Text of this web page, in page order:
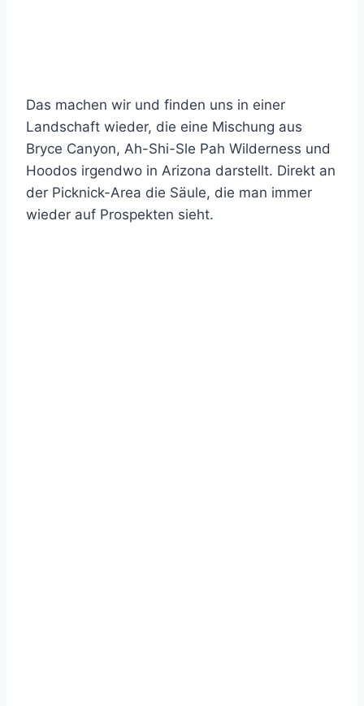
Das machen wir und finden uns in einer
Landschaft wieder, die eine Mischung aus
Bryce Canyon, Ah-Shi-Sle Pah Wilderness und
Hoodos irgendwo in Arizona darstellt. Direkt an
der Picknick-Area die Säule, die man immer
wieder auf Prospekten sieht.